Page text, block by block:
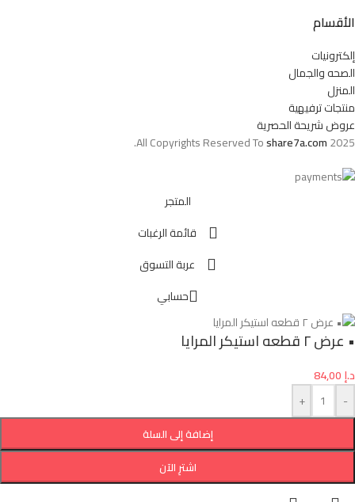
الأقسام
إلكترونيات
الصحه والجمال
المنزل
منتجات ترفيهية
عروض شريحة الحصرية
All Copyrights Reserved Toshare7a.com2025.
المتجر
قائمة الرغبات
عربة التسوق
حسابي
• عرض ٢ قطعه استيكر المرايا
د.إ
-
+
إضافة إلى السلة
اشترِ الآن